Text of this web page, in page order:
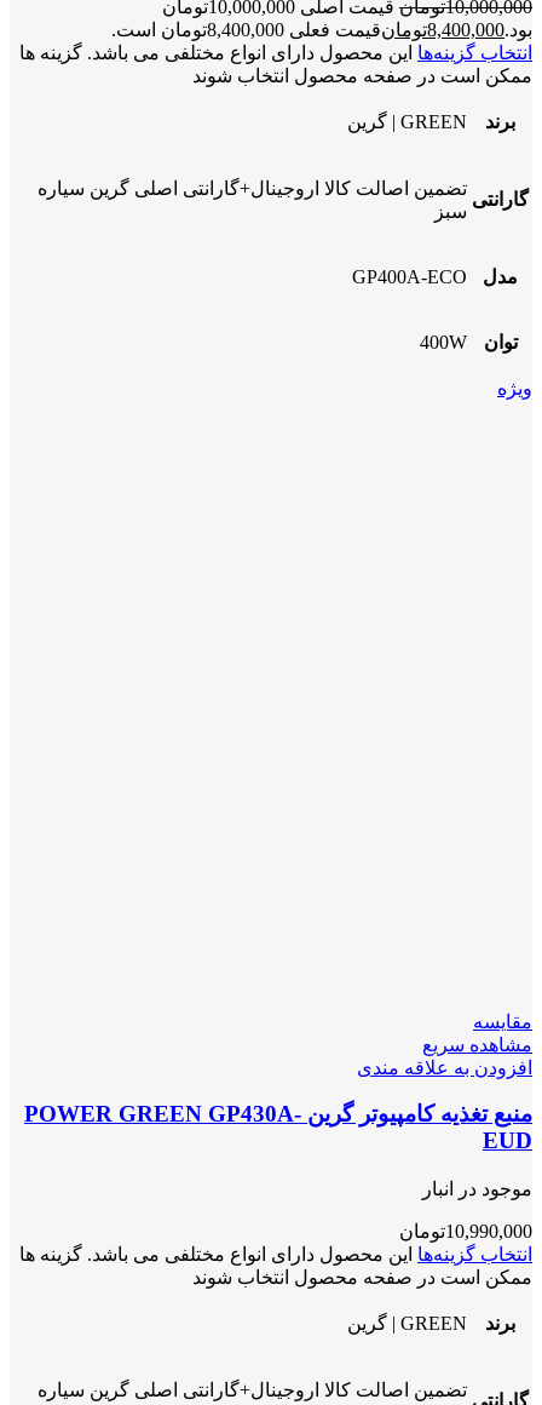
10,000,000تومان
قیمت اصلی 10,000,000تومان
بود.8,400,000تومانقیمت فعلی 8,400,000تومان است.
انتخاب گزینه‌ها این محصول دارای انواع مختلفی می باشد. گزینه ها
ممکن است در صفحه محصول انتخاب شوند
برند GREEN | گرین
گارانتی
تضمین اصالت کالا اروجینال+گارانتی اصلی گرین سیاره
سبز
مدل GP400A-ECO
توان 400W
ویژه
مقایسه
مشاهده سریع
افزودن به علاقه مندی
منبع تغذیه کامپیوتر گرین POWER GREEN GP430A-
EUD
موجود در انبار
10,990,000تومان
انتخاب گزینه‌ها این محصول دارای انواع مختلفی می باشد. گزینه ها
ممکن است در صفحه محصول انتخاب شوند
برند GREEN | گرین
گارانتی
تضمین اصالت کالا اروجینال+گارانتی اصلی گرین سیاره